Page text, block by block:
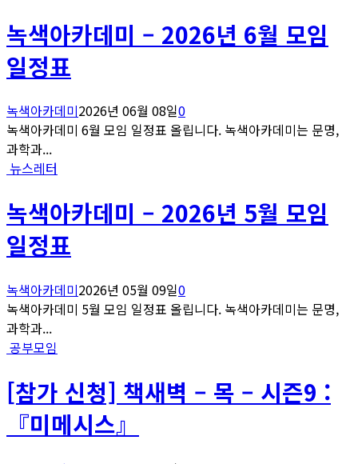
녹색아카데미 – 2026년 6월 모임
일정표
녹색아카데미2026년 06월 08일0
녹색아카데미 6월 모임 일정표 올립니다. 녹색아카데미는 문명,
과학과...
뉴스레터
녹색아카데미 – 2026년 5월 모임
일정표
녹색아카데미2026년 05월 09일0
녹색아카데미 5월 모임 일정표 올립니다. 녹색아카데미는 문명,
과학과...
공부모임
[참가 신청] 책새벽 – 목 – 시즌9 :
『미메시스』